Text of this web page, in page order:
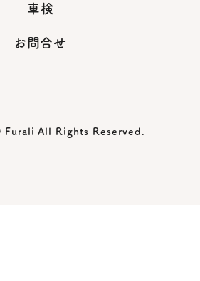
車検
お問合せ
All Rights Reserved.